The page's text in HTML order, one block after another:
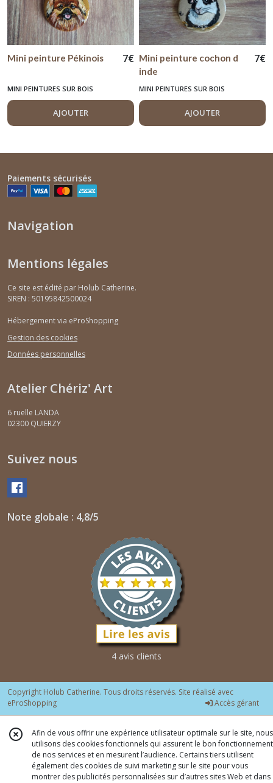
Mini peinture Pékinois 7€
MINI PEINTURES SUR BOIS
AJOUTER
Mini peinture cochon d
inde
7€
MINI PEINTURES SUR BOIS
AJOUTER
Paiements sécurisés
Navigation
Mentions légales
Ce site est édité par Holub Catherine.
SIREN : 50195842500024
Hébergement via eProShopping
Gestion des cookies
Données personnelles
Atelier Chériz' Art
6 ruelle LANDA
02300 QUIERZY
Suivez nous
Note globale : 4,8/5
4 avis clients
Copyright Holub Catherine. Tous droits réservés. Site réalisé avec
eProShopping
Accès gérant
Afin de vous offrir une expérience utilisateur optimale sur le site, nous
utilisons des cookies fonctionnels qui assurent le bon fonctionnement
de nos services et en mesurent l’audience. Certains tiers utilisent
également des cookies de suivi marketing sur le site pour vous
montrer des publicités personnalisées sur d’autres sites Web et dans